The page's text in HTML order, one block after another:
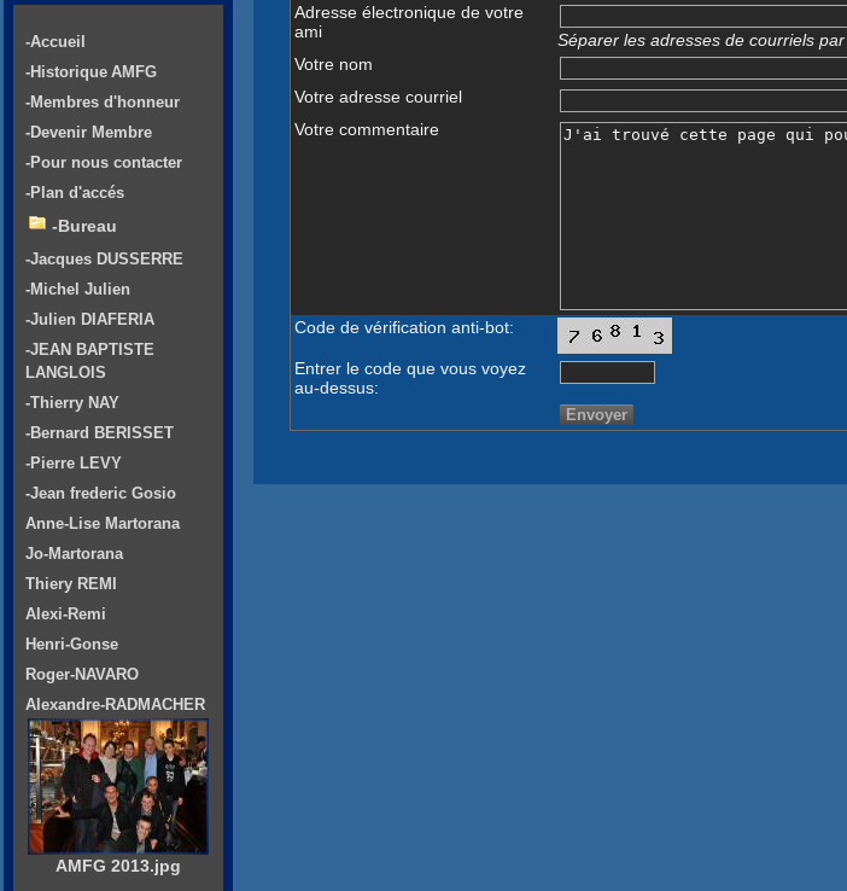
Adresse électronique de votre
ami
Séparer les adresses de courriels par
Votre nom
Votre adresse courriel
Votre commentaire
Code de vérification anti-bot:
Entrer le code que vous voyez
au-dessus:
-Accueil
-Historique AMFG
-Membres d'honneur
-Devenir Membre
-Pour nous contacter
-Plan d'accés
-Bureau
-Jacques DUSSERRE
-Michel Julien
-Julien DIAFERIA
-JEAN BAPTISTE
LANGLOIS
-Thierry NAY
-Bernard BERISSET
-Pierre LEVY
-Jean frederic Gosio
Anne-Lise Martorana
Jo-Martorana
Thiery REMI
Alexi-Remi
Henri-Gonse
Roger-NAVARO
Alexandre-RADMACHER
AMFG 2013.jpg